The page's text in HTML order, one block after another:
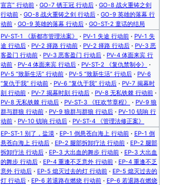
宣言” 行动前 · GO-7 锈王冠 行动后 · GO-8 战火重铸之剑
行动前 · GO-8 战火重铸之剑 行动后 · GO-9 英雄的落幕 行
动前 · GO-9 英雄的落幕 行动后 · GO-ST-2 童话的结局
PV-ST-1 《新都市管理法案》 · PV-1 失途 行动前 · PV-1 失
途 行动后 · PV-2 择路 行动前 · PV-2 择路 行动后 · PV-3 恶
客盈门 行动前 · PV-3 恶客盈门 行动后 · PV-4 体面来宾 行
动前 · PV-4 体面来宾 行动后 · PV-ST-2 《复仇禁制令》
·
PV-5 “致新生活” 行动前 · PV-5 “致新生活” 行动后 · PV-6
“复仇于我” 行动前 · PV-6 “复仇于我” 行动后 · PV-7 揭幕时
刻 行动前 · PV-7 揭幕时刻 行动后 · PV-8 无私铁棘 行动前 ·
PV-8 无私铁棘 行动后 · PV-ST-3 《狂欢节章程》 · PV-9 狼
群与群狼 行动前 · PV-9 狼群与群狼 行动后 · PV-10 铳响 行
动前 · PV-10 铳响 行动后 · PV-ST-4 《管理法修正案》
EP-ST-1 别了，盐漠 · EP-1 倒悬苍白海上 行动前 · EP-1 倒
悬苍白海上 行动后 · EP-2 腿部拆卸疗法 行动前 · EP-2 腿部
拆卸疗法 行动后 · EP-3 大出血的舞步 行动前 · EP-3 大出血
的舞步 行动后 · EP-4 重逢不乏意外 行动前 · EP-4 重逢不乏
意外 行动后 · EP-5 熄灭过去的灯 行动前 · EP-5 熄灭过去的
灯 行动后 · EP-6 若退路在燃烧 行动前 · EP-6 若退路在燃烧